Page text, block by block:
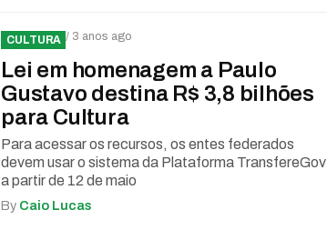
CULTURA / 3 anos ago
Lei em homenagem a Paulo
Gustavo destina R$ 3,8 bilhões
para Cultura
Para acessar os recursos, os entes federados
devem usar o sistema da Plataforma TransfereGov
a partir de 12 de maio
By Caio Lucas